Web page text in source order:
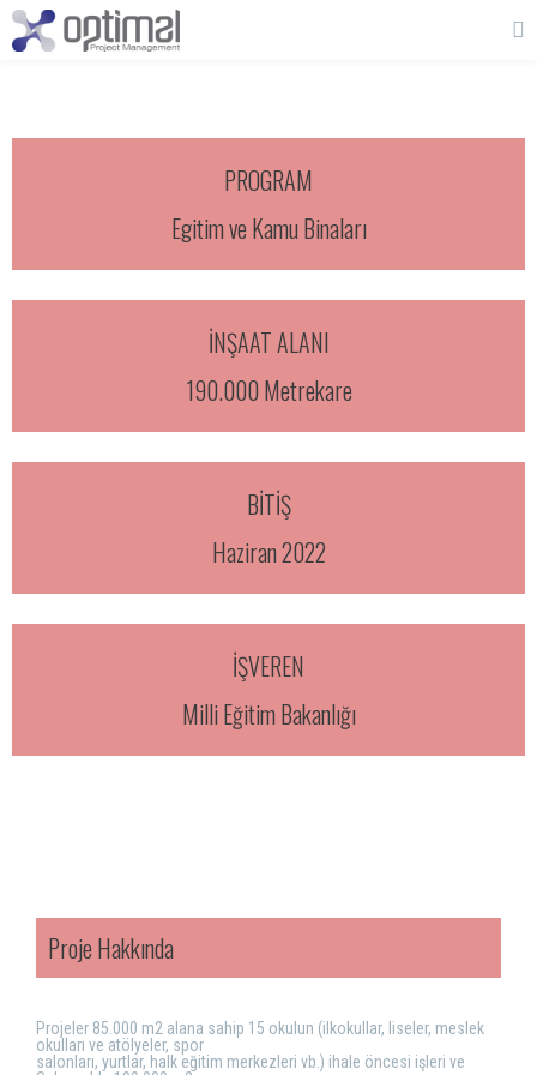
PROGRAM
Egitim ve Kamu Binaları
İNŞAAT ALANI
190.000 Metrekare
BİTİŞ
Haziran 2022
İŞVEREN
Milli Eğitim Bakanlığı
Proje Hakkında
Projeler 85.000 m2 alana sahip 15 okulun (ilkokullar, liseler, meslek
okulları ve atölyeler, spor
salonları, yurtlar, halk eğitim merkezleri vb.) ihale öncesi işleri ve